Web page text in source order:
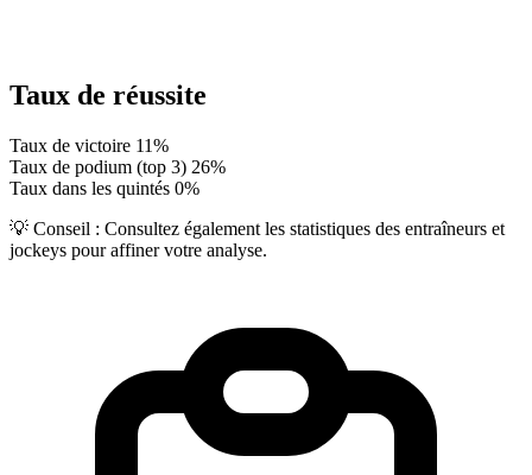
Taux de réussite
Taux de victoire 11%
Taux de podium (top 3) 26%
Taux dans les quintés 0%
💡 Conseil : Consultez également les statistiques des entraîneurs et
jockeys pour affiner votre analyse.